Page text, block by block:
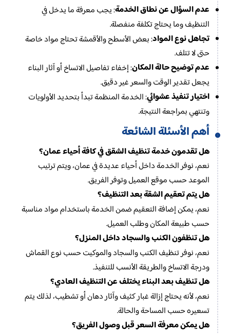
عدم السؤال عن نطاق الخدمة: يجب معرفة ما يدخل في
التنظيف وما يحتاج تكلفة منفصلة.
تجاهل نوع المواد: بعض الأسطح والأقمشة تحتاج مواد خاصة
حتى لا تتلف.
عدم توضيح حالة المكان: إخفاء تفاصيل الاتساخ أو آثار البناء
يجعل تقدير الوقت والسعر غير دقيق.
اختيار تنفيذ عشوائي: الخدمة المنظمة تبدأ بتحديد الأولويات
وتنتهي بمراجعة النتيجة.
أهم الأسئلة الشائعة
هل تقدمون خدمة تنظيف الشقق في كافة أحياء عمان؟
نعم، نوفر الخدمة داخل أحياء عديدة في عمان، ويتم ترتيب
الموعد حسب موقع العميل وتوفر الفريق.
هل يتم تعقيم الشقة بعد التنظيف؟
نعم، يمكن إضافة التعقيم ضمن الخدمة باستخدام مواد مناسبة
حسب طبيعة المكان وطلب العميل.
هل تنظفون الكنب والسجاد داخل المنزل؟
نعم، نوفر تنظيف الكنب والسجاد والموكيت حسب نوع القماش
ودرجة الاتساخ والطريقة الأنسب للتنفيذ.
هل تنظيف بعد البناء يختلف عن التنظيف العادي؟
نعم، لأنه يحتاج إزالة غبار كثيف وآثار دهان أو تشطيب، لذلك يتم
تسعيره حسب المساحة والحالة.
هل يمكن معرفة السعر قبل وصول الفريق؟